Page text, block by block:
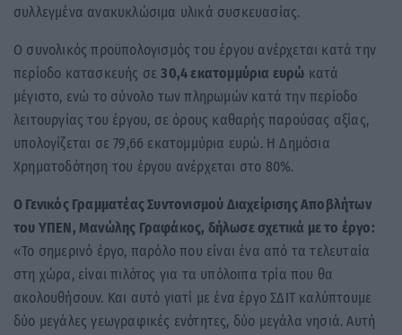
συλλεγμένα ανακυκλώσιμα υλικά συσκευασίας.
Ο συνολικός προϋπολογισμός του έργου ανέρχεται κατά την
περίοδο κατασκευής σε30,4 εκατομμύρια ευρώ κατά
μέγιστο, ενώ το σύνολο των πληρωμών κατά την περίοδο
λειτουργίας του έργου, σε όρους καθαρής παρούσας αξίας,
υπολογίζεται σε 79,66 εκατομμύρια ευρώ. Η Δημόσια
Χρηματοδότηση του έργου ανέρχεται στο 80%.
Ο Γενικός Γραμματέας Συντονισμού Διαχείρισης Αποβλήτων
του ΥΠΕΝ, Μανώλης Γραφάκος, δήλωσε σχετικά με το έργο:
«Το σημερινό έργο, παρόλο που είναι ένα από τα τελευταία
στη χώρα, είναι πιλότος για τα υπόλοιπα τρία που θα
ακολουθήσουν. Και αυτό γιατί με ένα έργο ΣΔΙΤ καλύπτουμε
δύο μεγάλες γεωγραφικές ενότητες, δύο μεγάλα νησιά. Αυτή